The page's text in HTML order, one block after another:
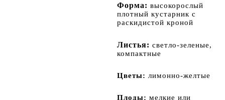
Форма: высокорослый
плотный кустарник с
раскидистой кроной
Листья: светло-зеленые,
компактные
Цветы: лимонно-желтые
Плоды: мелкие или